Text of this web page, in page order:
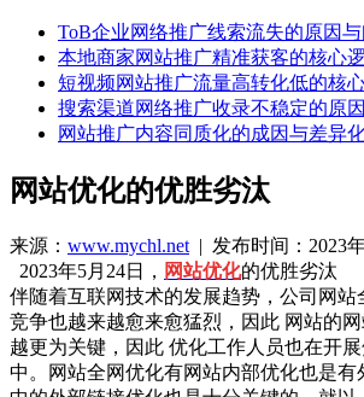
ToB企业网络推广线索流失的原因
本地商家网站推广精准获客的核心
短视频网站推广流量高转化低的核
搜索渠道网络推广收录不稳定的原
网站推广内容同质化的成因与差异
网站优化的优胜劣汰
来源： www.mychl.net | 发布时间：2023
2023年5月24日， 网站优化的优胜劣汰
伴随着互联网技术的发展趋势，公司网站
竞争也越来越愈来愈猛烈，因此 网站的
越更为关键，因此 优化工作人员也在开
中。网站全网优化有网站内部优化也是有